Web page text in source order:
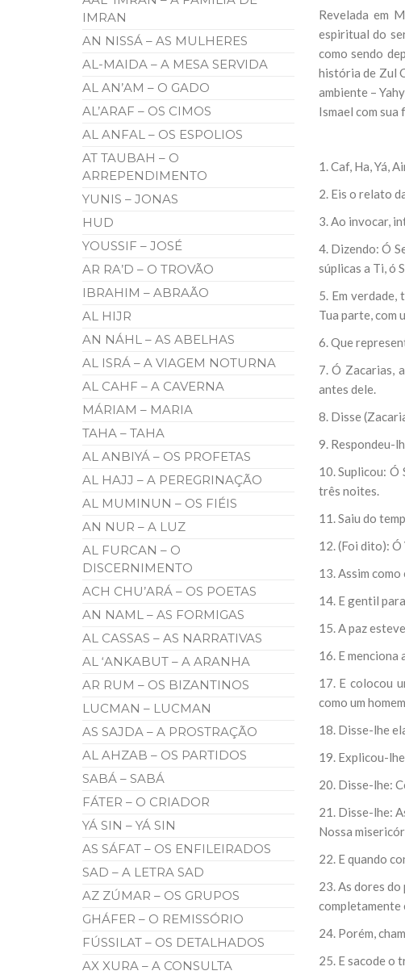
Falecimento do Imam Ali Ibn Al-Hussein
Em nome de Deus, o Clemente, o Misericordioso! Diante
relembramos o martírio do quarto Imam dos
Hussein Ibn Ali Ibn Abi Táleb (A.S.), conhecido por “Zein
IMRAN
AN NISSÁ – AS MULHERES
AL-MAIDA – A MESA SERVIDA
AL AN’AM – O GADO
AL’ARAF – OS CIMOS
AL ANFAL – OS ESPOLIOS
AT TAUBAH – O
ARREPENDIMENTO
YUNIS – JONAS
HUD
YOUSSIF – JOSÉ
AR RA’D – O TROVÃO
IBRAHIM – ABRAÃO
AL HIJR
AN NÁHL – AS ABELHAS
AL ISRÁ – A VIAGEM NOTURNA
AL CAHF – A CAVERNA
MÁRIAM – MARIA
TAHA – TAHA
AL ANBIYÁ – OS PROFETAS
AL HAJJ – A PEREGRINAÇÃO
AL MUMINUN – OS FIÉIS
AN NUR – A LUZ
AL FURCAN – O
DISCERNIMENTO
ACH CHU’ARÁ – OS POETAS
AN NAML – AS FORMIGAS
AL CASSAS – AS NARRATIVAS
AL ‘ANKABUT – A ARANHA
AR RUM – OS BIZANTINOS
LUCMAN – LUCMAN
AS SAJDA – A PROSTRAÇÃO
AL AHZAB – OS PARTIDOS
SABÁ – SABÁ
FÁTER – O CRIADOR
YÁ SIN – YÁ SIN
AS SÁFAT – OS ENFILEIRADOS
SAD – A LETRA SAD
AZ ZÚMAR – OS GRUPOS
GHÁFER – O REMISSÓRIO
FÚSSILAT – OS DETALHADOS
AX XURA – A CONSULTA
Revelada em
espiritual do
como sendo
história de Zul
ambiente –
Ismael com
1. Caf, Ha, Yá,
2. Eis o relato
3. Ao invocar,
4. Dizendo: Ó
súplicas a Ti, ó
5. Em verdade,
Tua parte, com
6. Que
7. Ó Zacarias,
antes dele.
8. Disse
9. Respondeu-
10. Suplicou: Ó
três noites.
11. Saiu do
12. (Foi dito): Ó
13. Assim
14. E gentil
15. A paz
16. E menciona
17. E colocou
como um
18. Disse-lhe
19. Explicou-
20. Disse-lhe:
21. Disse-lhe:
Nossa
22. E quando
23. As dores
completamente
24. Porém,
25. E sacode o